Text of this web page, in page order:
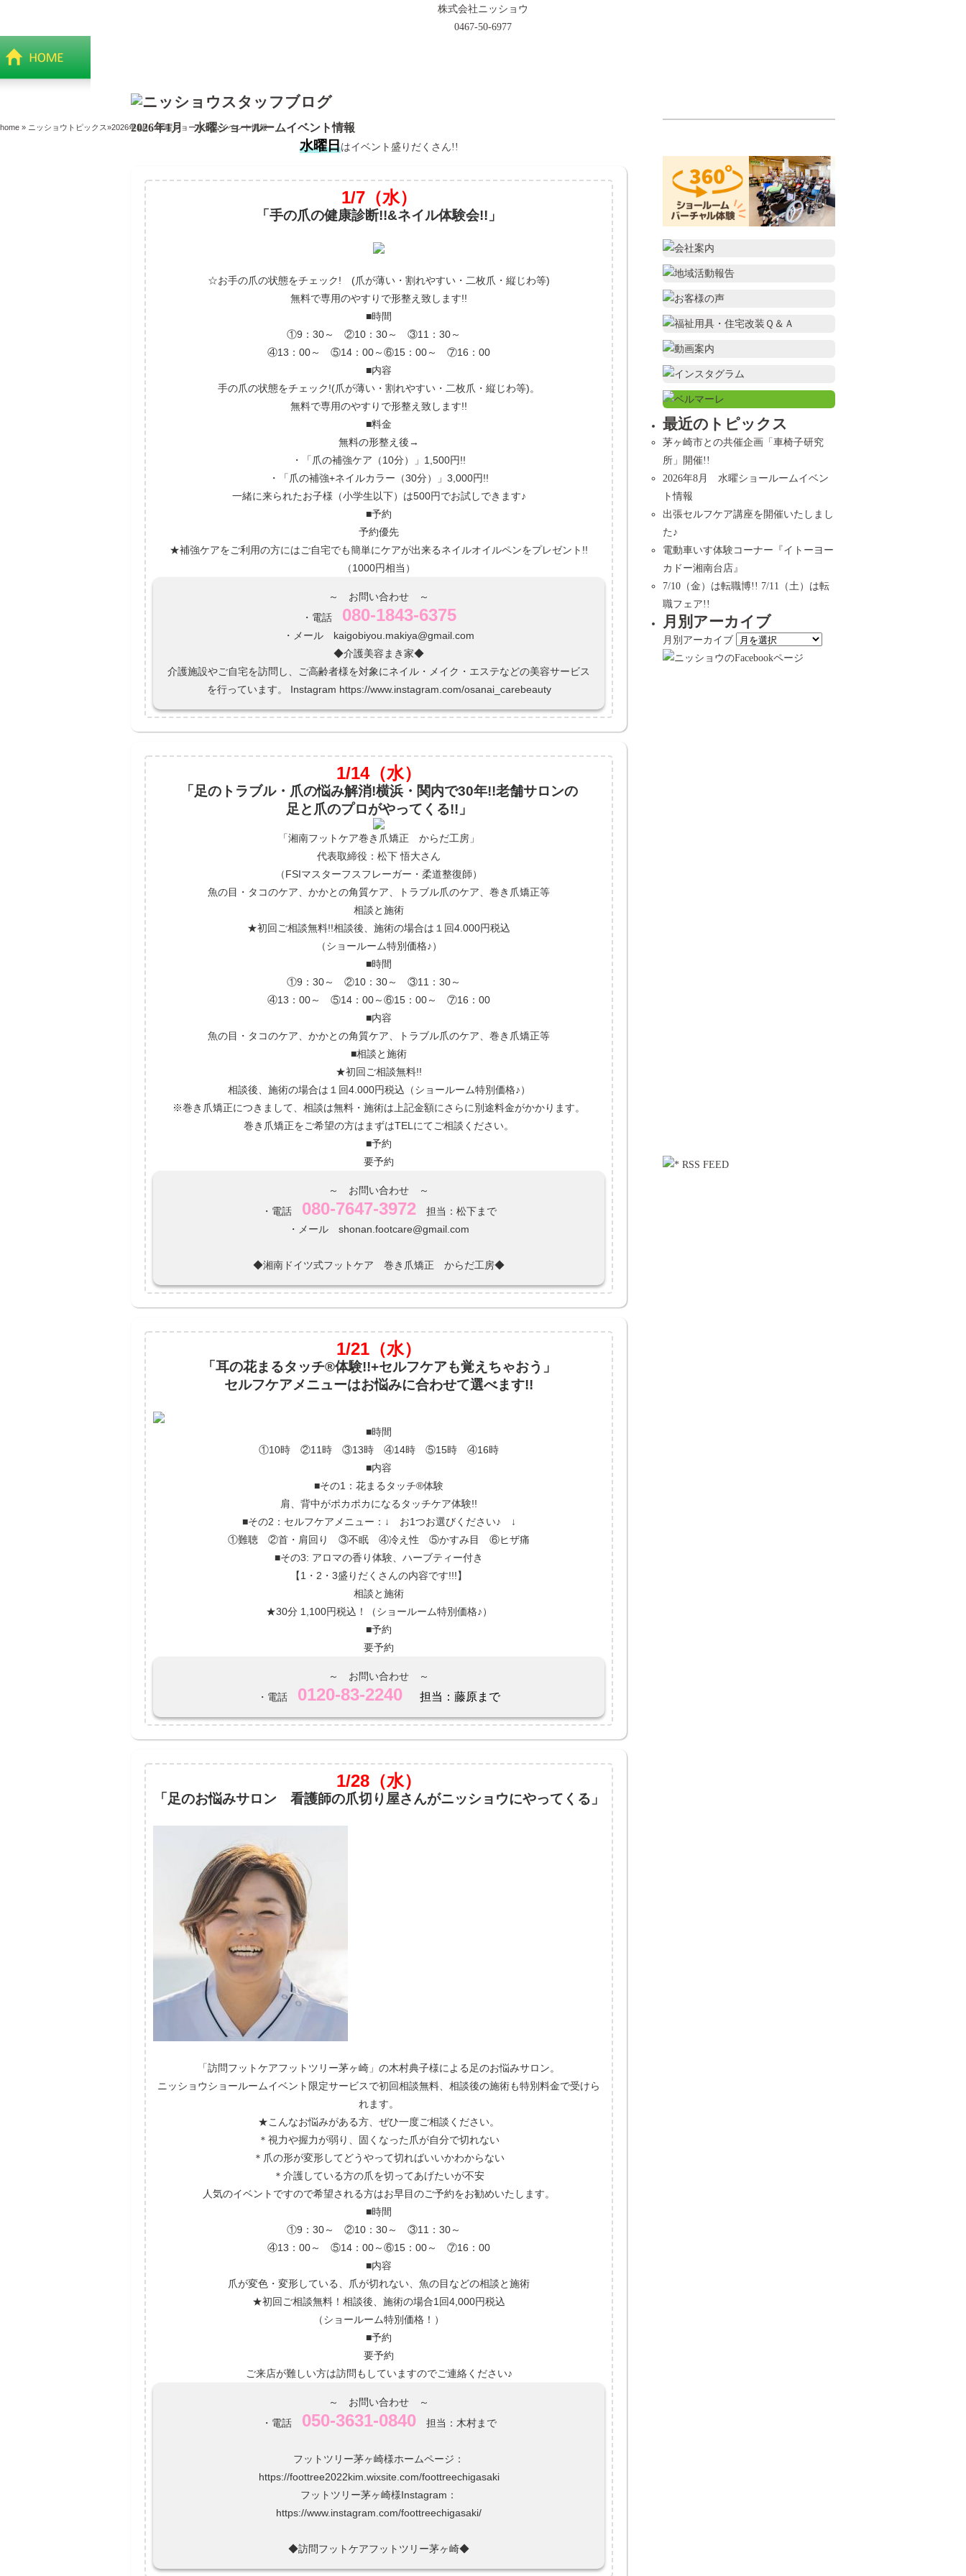
株式会社ニッショウ
0467-50-6977
home » ニッショウトピックス»2026年1月 水曜ショールームイベント情報
2026年1月 水曜ショールームイベント情報
水曜日はイベント盛りだくさん!!
1/7（水）
「手の爪の健康診断!!&ネイル体験会!!」
☆お手の爪の状態をチェック! (爪が薄い・割れやすい・二枚爪・縦じわ等)
無料で専用のやすりで形整え致します!!
■時間
①9：30～ ②10：30～ ③11：30～
④13：00～ ⑤14：00～⑥15：00～ ⑦16：00
■内容
手の爪の状態をチェック!(爪が薄い・割れやすい・二枚爪・縦じわ等)。
無料で専用のやすりで形整え致します!!
■料金
無料の形整え後→
・「爪の補強ケア（10分）」1,500円!!
・「爪の補強+ネイルカラー（30分）」3,000円!!
一緒に来られたお子様（小学生以下）は500円でお試しできます♪
■予約
予約優先
★補強ケアをご利用の方にはご自宅でも簡単にケアが出来るネイルオイルペンをプレゼント!!
（1000円相当）
～ お問い合わせ ～
・電話 080-1843-6375
・メール kaigobiyou.makiya@gmail.com
◆介護美容まき家◆
介護施設やご自宅を訪問し、ご高齢者様を対象にネイル・メイク・エステなどの美容サービス
を行っています。 Instagram https://www.instagram.com/osanai_carebeauty
1/14（水）
「足のトラブル・爪の悩み解消!横浜・関内で30年!!老舗サロンの
足と爪のプロがやってくる!!」
「湘南フットケア巻き爪矯正 からだ工房」
代表取締役：松下 悟大さん
（FSIマスターフスフレーガー・柔道整復師）
魚の目・タコのケア、かかとの角質ケア、トラブル爪のケア、巻き爪矯正等
相談と施術
★初回ご相談無料!!相談後、施術の場合は１回4.000円税込
（ショールーム特別価格♪）
■時間
①9：30～ ②10：30～ ③11：30～
④13：00～ ⑤14：00～⑥15：00～ ⑦16：00
■内容
魚の目・タコのケア、かかとの角質ケア、トラブル爪のケア、巻き爪矯正等
■相談と施術
★初回ご相談無料!!
相談後、施術の場合は１回4.000円税込（ショールーム特別価格♪）
※巻き爪矯正につきまして、相談は無料・施術は上記金額にさらに別途料金がかかります。
巻き爪矯正をご希望の方はまずはTELにてご相談ください。
■予約
要予約
～ お問い合わせ ～
・電話 080-7647-3972担当：松下まで
・メール shonan.footcare@gmail.com
◆湘南ドイツ式フットケア 巻き爪矯正 からだ工房◆
1/21（水）
「耳の花まるタッチ®体験!!+セルフケアも覚えちゃおう」
セルフケアメニューはお悩みに合わせて選べます!!
■時間
①10時 ②11時 ③13時 ④14時 ⑤15時 ④16時
■内容
■その1：花まるタッチ®体験
肩、背中がポカポカになるタッチケア体験!!
■その2：セルフケアメニュー：↓ お1つお選びください♪ ↓
①難聴 ②首・肩回り ③不眠 ④冷え性 ⑤かすみ目 ⑥ヒザ痛
■その3: アロマの香り体験、ハーブティー付き
【1・2・3盛りだくさんの内容です!!!】
相談と施術
★30分 1,100円税込！（ショールーム特別価格♪）
■予約
要予約
～ お問い合わせ ～
・電話 0120-83-2240 担当：藤原まで
1/28 （水）
「足のお悩みサロン 看護師の爪切り屋さんがニッショウにやってくる」
「訪問フットケアフットツリー茅ヶ崎」の木村典子様による足のお悩みサロン。
ニッショウショールームイベント限定サービスで初回相談無料、相談後の施術も特別料金で受けら
れます。
★こんなお悩みがある方、ぜひ一度ご相談ください。
＊視力や握力が弱り、固くなった爪が自分で切れない
＊爪の形が変形してどうやって切ればいいかわからない
＊介護している方の爪を切ってあげたいが不安
人気のイベントですので希望される方はお早目のご予約をお勧めいたします。
■時間
①9：30～ ②10：30～ ③11：30～
④13：00～ ⑤14：00～⑥15：00～ ⑦16：00
■内容
爪が変色・変形している、爪が切れない、魚の目などの相談と施術
★初回ご相談無料！相談後、施術の場合1回4,000円税込
（ショールーム特別価格！）
■予約
要予約
ご来店が難しい方は訪問もしていますのでご連絡ください♪
～ お問い合わせ ～
・電話 050-3631-0840担当：木村まで
フットツリー茅ヶ崎様ホームページ：
https://foottree2022kim.wixsite.com/foottreechigasaki
フットツリー茅ヶ崎様Instagram：
https://www.instagram.com/foottreechigasaki/
◆訪問フットケアフットツリー茅ヶ崎◆
最近のトピックス
茅ヶ崎市との共催企画「車椅子研究
所」開催!!
2026年8月 水曜ショールームイベン
ト情報
出張セルフケア講座を開催いたしまし
た♪
電動車いす体験コーナー『イトーヨー
カドー湘南台店』
7/10（金）は転職博!! 7/11（土）は転
職フェア!!
月別アーカイブ
月別アーカイブ
RSS FEED